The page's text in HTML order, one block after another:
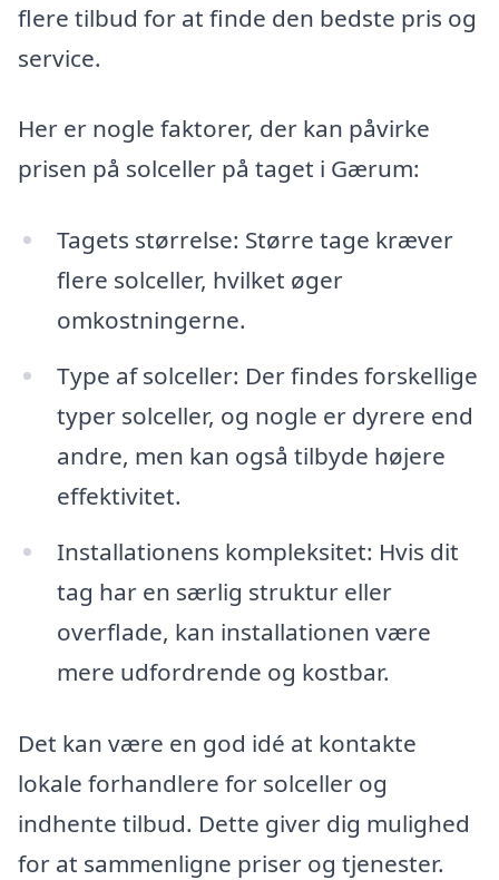
flere tilbud for at finde den bedste pris og
service.
Her er nogle faktorer, der kan påvirke
prisen på solceller på taget i Gærum:
Tagets størrelse: Større tage kræver
flere solceller, hvilket øger
omkostningerne.
Type af solceller: Der findes forskellige
typer solceller, og nogle er dyrere end
andre, men kan også tilbyde højere
effektivitet.
Installationens kompleksitet: Hvis dit
tag har en særlig struktur eller
overflade, kan installationen være
mere udfordrende og kostbar.
Det kan være en god idé at kontakte
lokale forhandlere for solceller og
indhente tilbud. Dette giver dig mulighed
for at sammenligne priser og tjenester.